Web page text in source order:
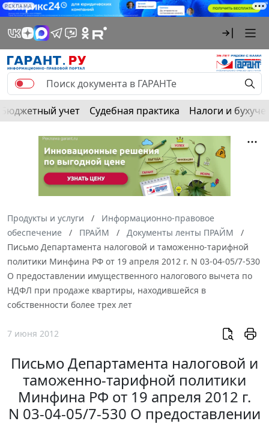
РЕКЛАМА
Бюджетный учет Судебная практика Налоги и
Продукты и услуги
Информационно-правовое
обеспечение
ПРАЙМ
Документы ленты ПРАЙМ
Письмо Департамента налоговой и таможенно-тарифной
политики Минфина РФ от 19 апреля 2012 г. N 03-04-05/7-530
О предоставлении имущественного налогового вычета по
НДФЛ при продаже квартиры, находившейся в
собственности более трех лет
7 июня 2012
Письмо Департамента налоговой и
таможенно-тарифной политики
Минфина РФ от 19 апреля 2012 г.
N 03-04-05/7-530 О предоставлении